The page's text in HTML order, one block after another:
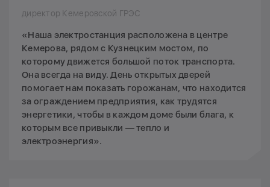
директор Кемеровской ГРЭС
«Наша электростанция расположена в центре
Кемерова, рядом с Кузнецким мостом, по
которому движется большой поток транспорта.
Она всегда на виду. День открытых дверей
помогает нам показать горожанам, что находится
за ограждением предприятия, как трудятся
энергетики, чтобы в каждом доме были блага, к
которым все привыкли — тепло и
электроэнергия».